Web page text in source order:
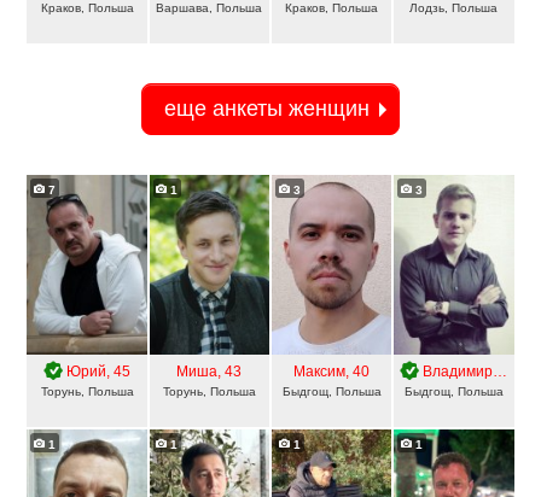
Краков, Польша Варшава, Польша Краков, Польша Лодзь, Польша
еще анкеты женщин
7
Юрий, 45
Торунь, Польша
1
Миша, 43
Торунь, Польша
3
Максим, 40
Быдгощ, Польша
3
Владимир, 28
Быдгощ, Польша
1 1 1 1